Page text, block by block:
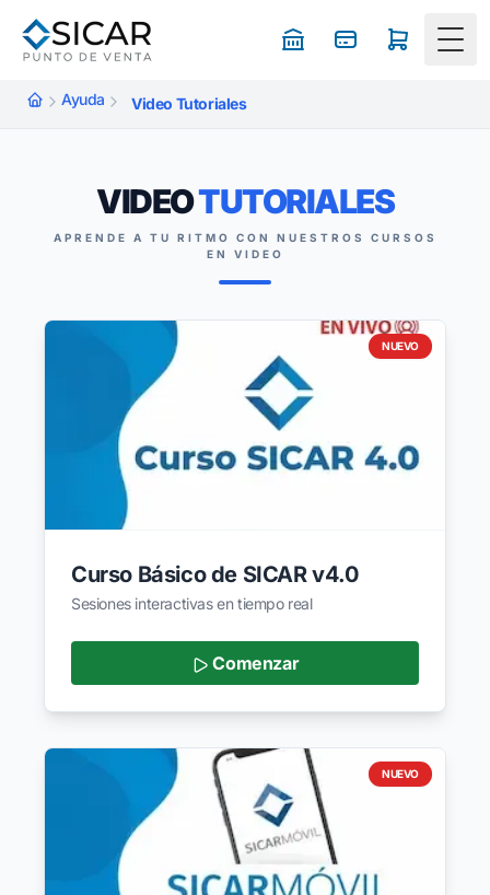
Ayuda Video Tutoriales
VIDEOTUTORIALES
APRENDE A TU RITMO CON NUESTROS CURSOS
EN VIDEO
NUEVO
Curso Básico de SICAR v4.0
Sesiones interactivas en tiempo real
Comenzar
NUEVO